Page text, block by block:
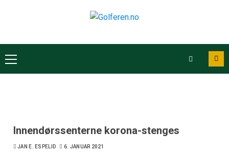
Innendørssenterne korona-stenges
JAN E. ESPELID 6. JANUAR 2021